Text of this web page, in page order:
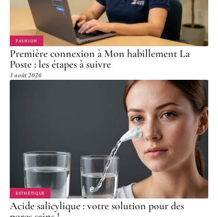
FASHION
Première connexion à Mon habillement La
Poste : les étapes à suivre
3 août 2026
ESTHÉTIQUE
Acide salicylique : votre solution pour des